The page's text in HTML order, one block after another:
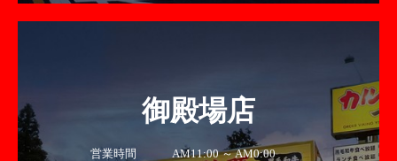
御殿場店
営業時間
AM11:00 ～ AM0:00